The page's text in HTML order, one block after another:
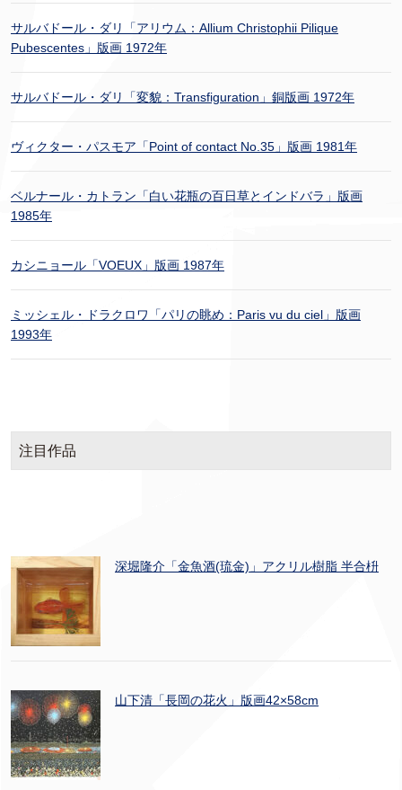
サルバドール・ダリ「アリウム：Allium Christophii Pilique
Pubescentes」版画 1972年
サルバドール・ダリ「変貌：Transfiguration」銅版画 1972年
ヴィクター・パスモア「Point of contact No.35」版画 1981年
ベルナール・カトラン「白い花瓶の百日草とインドバラ」版画
1985年
カシニョール「VOEUX」版画 1987年
ミッシェル・ドラクロワ「パリの眺め：Paris vu du ciel」版画
1993年
注目作品
深堀隆介「金魚酒(琉金)」アクリル樹脂 半合枡
山下清「長岡の花火」版画42×58cm